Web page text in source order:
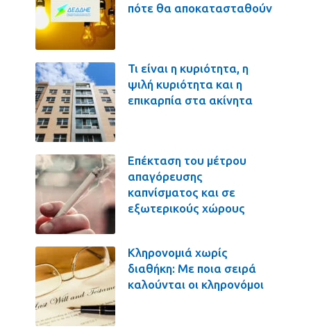
πότε θα αποκατασταθούν
Τι είναι η κυριότητα, η
ψιλή κυριότητα και η
επικαρπία στα ακίνητα
Επέκταση του μέτρου
απαγόρευσης
καπνίσματος και σε
εξωτερικούς χώρους
Κληρονομιά χωρίς
διαθήκη: Με ποια σειρά
καλούνται οι κληρονόμοι